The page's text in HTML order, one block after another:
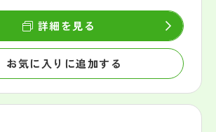
お気に入りに追加する
詳細を見る